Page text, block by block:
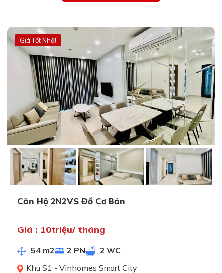
Giá Tốt Nhất
Căn Hộ 2N2VS Đồ Cơ Bản
Giá : 10triệu/ tháng
54 m2 2 PN
2 WC
Khu S1 - Vinhomes Smart City